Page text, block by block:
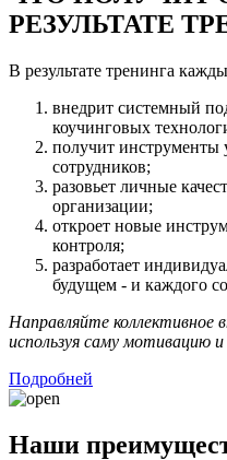
РЕЗУЛЬТАТЕ
В результате тренинга
внедрит системный
коучинговых
получит инструменты
сотрудников;
разовьет личные
организации;
откроет новые
контроля;
разработает
будущем - и каждого
Направляйте коллективное
используя саму мотивацию
Подробней
Наши